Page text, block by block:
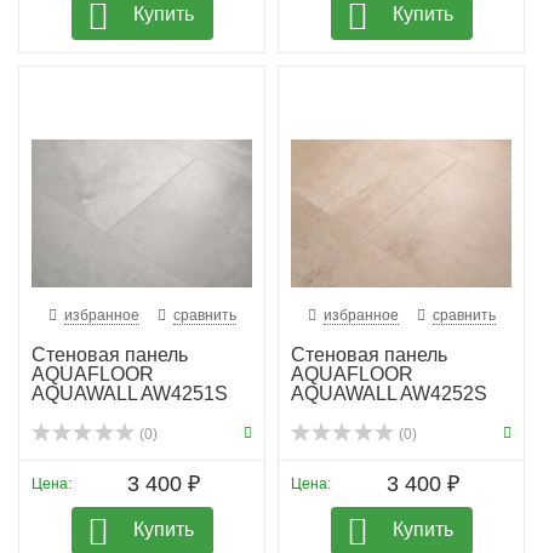
Купить Купить
избранное сравнить
Стеновая панель
AQUAFLOOR
AQUAWALL AW4251S
(0)
Цена: 3 400 ₽
Купить
избранное сравнить
Стеновая панель
AQUAFLOOR
AQUAWALL AW4252S
(0)
Цена: 3 400 ₽
Купить